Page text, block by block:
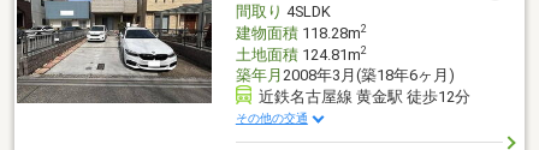
間取り 4SLDK
建物面積118.28m2
土地面積124.81m2
築年月 2008年3月(築18年6ヶ月)
近鉄名古屋線 黄金駅 徒歩12分
その他の交通